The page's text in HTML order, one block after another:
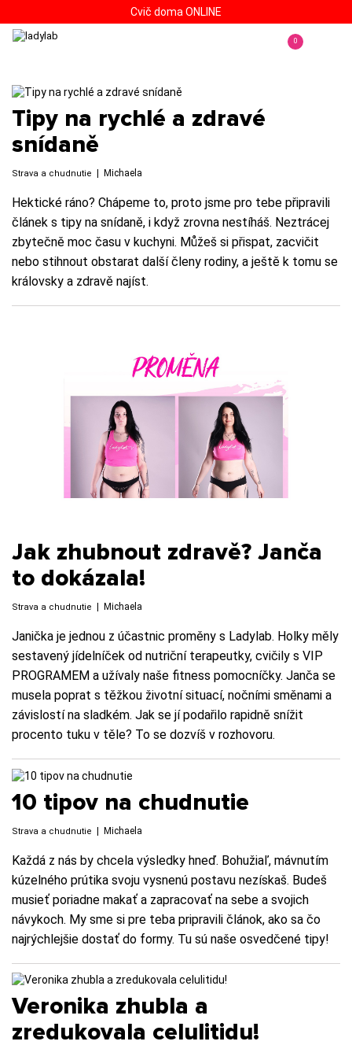
Cvič doma ONLINE
0
Tipy na rychlé a zdravé
snídaně
Strava a chudnutie Michaela
Hektické ráno? Chápeme to, proto jsme pro tebe připravili
článek s tipy na snídaně, i když zrovna nestíháš. Neztrácej
zbytečně moc času v kuchyni. Můžeš si přispat, zacvičit
nebo stihnout obstarat další členy rodiny, a ještě k tomu se
královsky a zdravě najíst.
Jak zhubnout zdravě? Janča
to dokázala!
Strava a chudnutie Michaela
Janička je jednou z účastnic proměny s Ladylab. Holky měly
sestavený jídelníček od nutriční terapeutky, cvičily s VIP
PROGRAMEM a užívaly naše fitness pomocníčky. Janča se
musela poprat s těžkou životní situací, nočními směnami a
závislostí na sladkém. Jak se jí podařilo rapidně snížit
procento tuku v těle? To se dozvíš v rozhovoru.
10 tipov na chudnutie
Strava a chudnutie | Michaela
Každá z nás by chcela výsledky hneď. Bohužiaľ, mávnutím
kúzelného prútika svoju vysnenú postavu nezískaš. Budeš
musieť poriadne makať a zapracovať na sebe a svojich
návykoch. My sme si pre teba pripravili článok, ako sa čo
najrýchlejšie dostať do formy. Tu sú naše osvedčené tipy!
Veronika zhubla a
zredukovala celulitidu!